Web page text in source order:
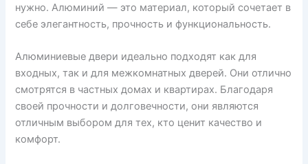
нужно. Алюминий — это материал, который сочетает в
себе элегантность, прочность и функциональность.
Алюминиевые двери идеально подходят как для
входных, так и для межкомнатных дверей. Они отлично
смотрятся в частных домах и квартирах. Благодаря
своей прочности и долговечности, они являются
отличным выбором для тех, кто ценит качество и
комфорт.